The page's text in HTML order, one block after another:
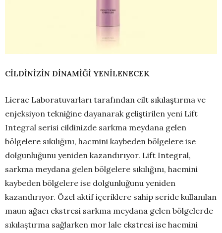
CİLDİNİZİN DİNAMİĞİ YENİLENECEK
Lierac Laboratuvarları tarafından cilt sıkılaştırma ve
enjeksiyon tekniğine dayanarak geliştirilen yeni Lift
Integral serisi cildinizde sarkma meydana gelen
bölgelere sıkılığını, hacmini kaybeden bölgelere ise
dolgunluğunu yeniden kazandırıyor. Lift Integral,
sarkma meydana gelen bölgelere sıkılığını, hacmini
kaybeden bölgelere ise dolgunluğunu yeniden
kazandırıyor. Özel aktif içeriklere sahip seride kullanılan
maun ağacı ekstresi sarkma meydana gelen bölgelerde
sıkılaştırma sağlarken mor lale ekstresi ise hacmini